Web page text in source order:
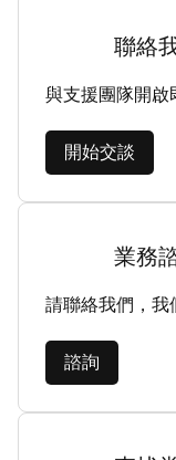
聯絡
與支援團隊開啟
開始交談
業務
請聯絡我們，我
諮詢